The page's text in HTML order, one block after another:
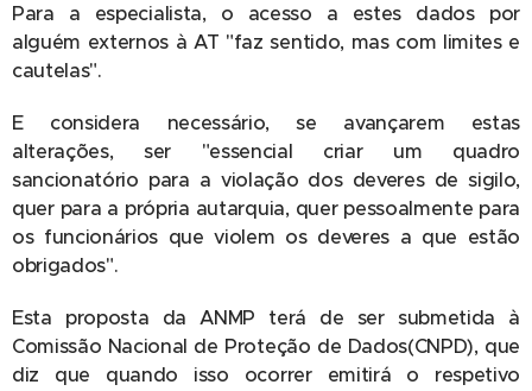
Para a especialista, o acesso a estes dados por
alguém externos à AT "faz sentido, mas com limites e
cautelas".
E considera necessário, se avançarem estas
alterações, ser "essencial criar um quadro
sancionatório para a violação dos deveres de sigilo,
quer para a própria autarquia, quer pessoalmente para
os funcionários que violem os deveres a que estão
obrigados".
Esta proposta da ANMP terá de ser submetida à
Comissão Nacional de Proteção de Dados(CNPD), que
diz que quando isso ocorrer emitirá o respetivo